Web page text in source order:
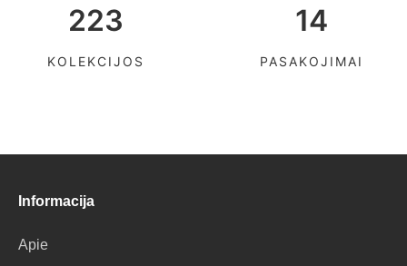
223
KOLEKCIJOS
14
PASAKOJIMAI
Informacija
Apie